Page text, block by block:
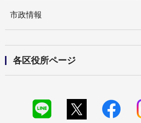
市政情報
各区役所ページ